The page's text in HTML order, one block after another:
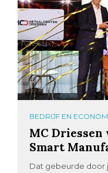
BEDRIJF EN
MC
Smart
Dat gebeurde door